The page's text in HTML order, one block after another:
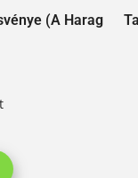
(A Harag